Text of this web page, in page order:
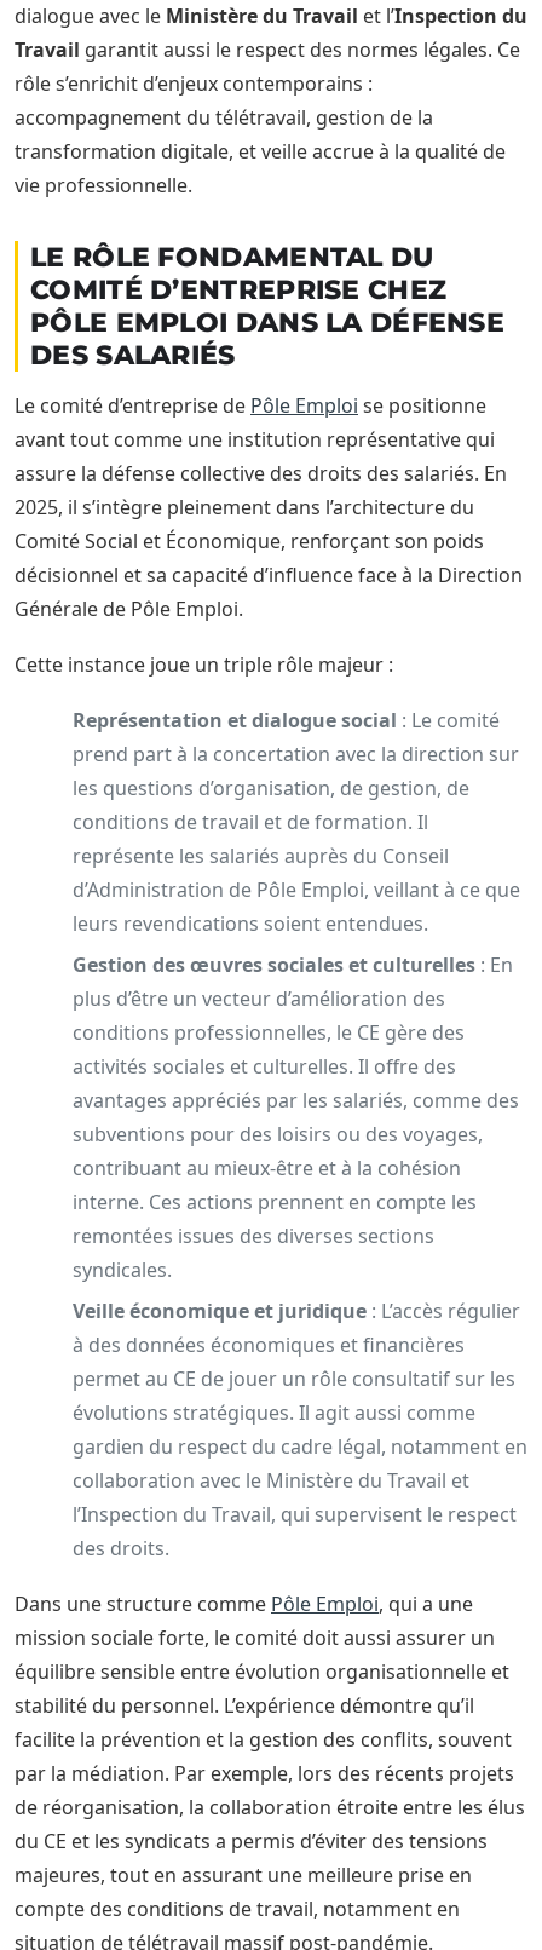
dialogue avec le Ministère du Travail et l’Inspection du
Travail garantit aussi le respect des normes légales. Ce
rôle s’enrichit d’enjeux contemporains :
accompagnement du télétravail, gestion de la
transformation digitale, et veille accrue à la qualité de
vie professionnelle.
LE RÔLE FONDAMENTAL DU
COMITÉ D’ENTREPRISE CHEZ
PÔLE EMPLOI DANS LA DÉFENSE
DES SALARIÉS
Le comité d’entreprise de Pôle Emploi se positionne
avant tout comme une institution représentative qui
assure la défense collective des droits des salariés. En
2025, il s’intègre pleinement dans l’architecture du
Comité Social et Économique, renforçant son poids
décisionnel et sa capacité d’influence face à la Direction
Générale de Pôle Emploi.
Cette instance joue un triple rôle majeur :
Représentation et dialogue social : Le comité
prend part à la concertation avec la direction sur
les questions d’organisation, de gestion, de
conditions de travail et de formation. Il
représente les salariés auprès du Conseil
d’Administration de Pôle Emploi, veillant à ce que
leurs revendications soient entendues.
Gestion des œuvres sociales et culturelles : En
plus d’être un vecteur d’amélioration des
conditions professionnelles, le CE gère des
activités sociales et culturelles. Il offre des
avantages appréciés par les salariés, comme des
subventions pour des loisirs ou des voyages,
contribuant au mieux-être et à la cohésion
interne. Ces actions prennent en compte les
remontées issues des diverses sections
syndicales.
Veille économique et juridique : L’accès régulier
à des données économiques et financières
permet au CE de jouer un rôle consultatif sur les
évolutions stratégiques. Il agit aussi comme
gardien du respect du cadre légal, notamment en
collaboration avec le Ministère du Travail et
l’Inspection du Travail, qui supervisent le respect
des droits.
Dans une structure comme Pôle Emploi, qui a une
mission sociale forte, le comité doit aussi assurer un
équilibre sensible entre évolution organisationnelle et
stabilité du personnel. L’expérience démontre qu’il
facilite la prévention et la gestion des conflits, souvent
par la médiation. Par exemple, lors des récents projets
de réorganisation, la collaboration étroite entre les élus
du CE et les syndicats a permis d’éviter des tensions
majeures, tout en assurant une meilleure prise en
compte des conditions de travail, notamment en
situation de télétravail massif post-pandémie.